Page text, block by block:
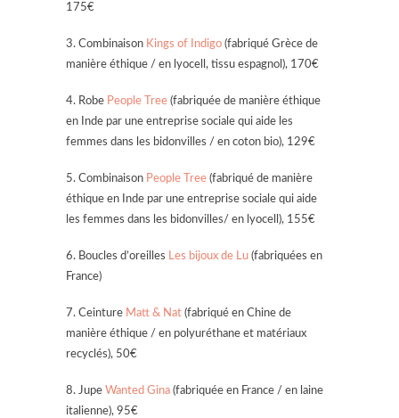
175€
3. Combinaison Kings of Indigo (fabriqué Grèce de
manière éthique / en lyocell, tissu espagnol), 170€
4. Robe People Tree (fabriquée de manière éthique
en Inde par une entreprise sociale qui aide les
femmes dans les bidonvilles / en coton bio), 129€
5. Combinaison People Tree (fabriqué de manière
éthique en Inde par une entreprise sociale qui aide
les femmes dans les bidonvilles/ en lyocell), 155€
6. Boucles d’oreilles Les bijoux de Lu (fabriquées en
France)
7. Ceinture Matt & Nat (fabriqué en Chine de
manière éthique / en polyuréthane et matériaux
recyclés), 50€
8. Jupe Wanted Gina (fabriquée en France / en laine
italienne), 95€